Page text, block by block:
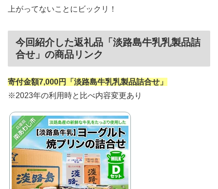
上がってないことにビックリ！
今回紹介した返礼品「淡路島牛乳乳製品詰
合せ」の商品リンク
寄付金額7,000円「淡路島牛乳乳製品詰合せ」
※2023年の利用時と比べ内容変更あり